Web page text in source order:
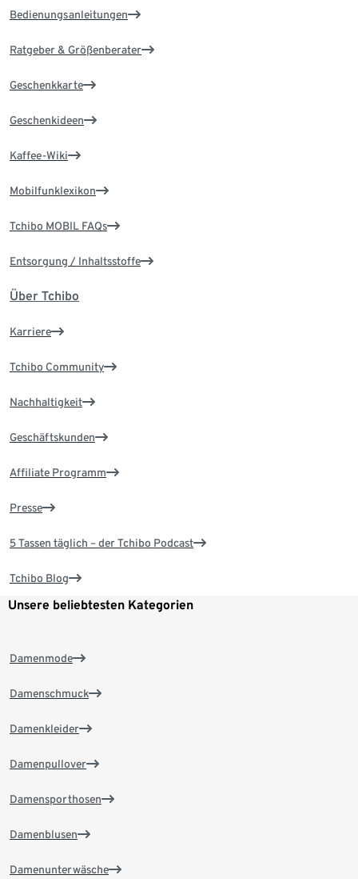
Bedienungsanleitungen
Ratgeber & Größenberater
Geschenkkarte
Geschenkideen
Kaffee-Wiki
Mobilfunklexikon
Tchibo MOBIL FAQs
Entsorgung / Inhaltsstoffe
Über Tchibo
Karriere
Tchibo Community
Nachhaltigkeit
Geschäftskunden
Affiliate Programm
Presse
5 Tassen täglich – der Tchibo Podcast
Tchibo Blog
Unsere beliebtesten Kategorien
Damenmode
Damenschmuck
Damenkleider
Damenpullover
Damensporthosen
Damenblusen
Damenunterwäsche